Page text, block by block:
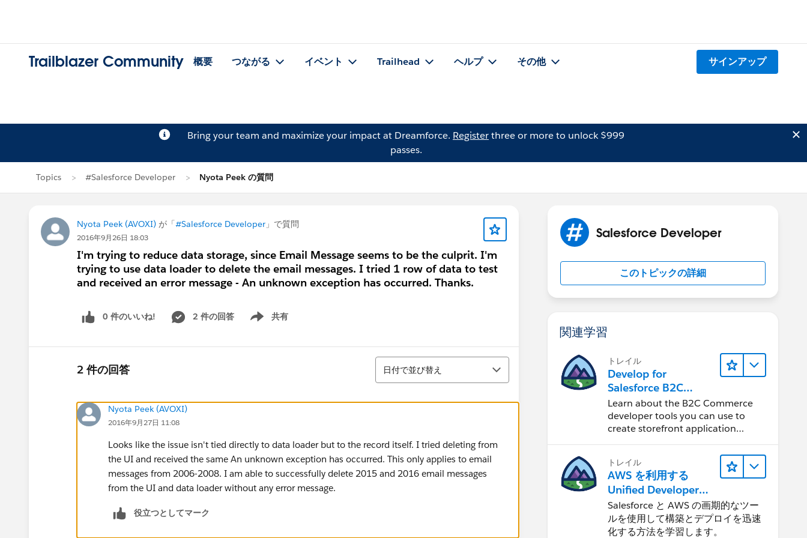
Trailblazer Community 概要 つながる イベント Trailhead ヘルプ その他 サインアップ
Bring your team and maximize your impact at Dreamforce. Registerthree or more to unlock $999
passes.
Topics #Salesforce Developer Nyota Peek の質問
Nyota Peek (AVOXI) が「#Salesforce Developer 」で質問
2016年9月26日 18:03
I'm trying to reduce data storage, since Email Message seems to be the culprit. I'm
trying to use data loader to delete the email messages. I tried 1 row of data to test
and received an error message - An unknown exception has occurred. Thanks.
0 件のいいね! 2 件の回答 共有
Show menu
2 件の回答
並び替え
日付で並び替え
Nyota Peek (AVOXI)
2016年9月27日 11:08
Looks like the issue isn't tied directly to data loader but to the record itself. I tried deleting from
the UI and received the same An unknown exception has occurred. This only applies to email
messages from 2006-2008. I am able to successfully delete 2015 and 2016 email messages
from the UI and data loader without any error message.
役立つとしてマーク
Salesforce Developer
このトピックの詳細
関連学習
トレイル
Develop for
Salesforce B2C
Commerce
Learn about the B2C Commerce
developer tools you can use to
create storefront application
トレイル
AWS を利用する
Unified Developer
Experience について
学ぶ
Salesforce と AWS の画期的なツー
ルを使用して構築とデプロイを迅速
化する方法を学習します。